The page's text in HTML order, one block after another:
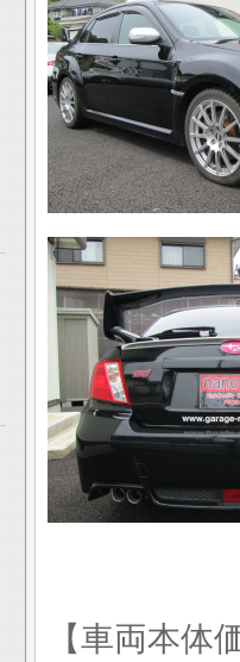
【車両本体